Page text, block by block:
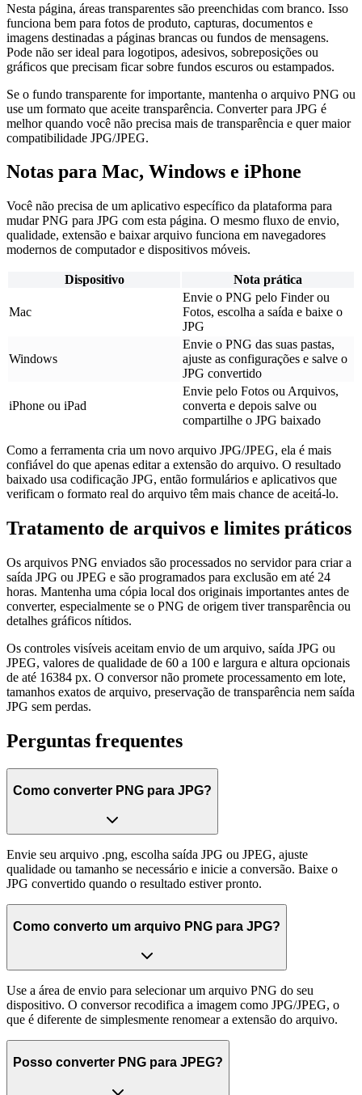
Nesta página, áreas transparentes são preenchidas com branco. Isso
funciona bem para fotos de produto, capturas, documentos e
imagens destinadas a páginas brancas ou fundos de mensagens.
Pode não ser ideal para logotipos, adesivos, sobreposições ou
gráficos que precisam ficar sobre fundos escuros ou estampados.
Se o fundo transparente for importante, mantenha o arquivo PNG ou
use um formato que aceite transparência. Converter para JPG é
melhor quando você não precisa mais de transparência e quer maior
compatibilidade JPG/JPEG.
Notas para Mac, Windows e iPhone
Você não precisa de um aplicativo específico da plataforma para
mudar PNG para JPG com esta página. O mesmo fluxo de envio,
qualidade, extensão e baixar arquivo funciona em navegadores
modernos de computador e dispositivos móveis.
Dispositivo Nota prática
Mac
Envie o PNG pelo Finder ou
Fotos, escolha a saída e baixe o
JPG
Windows
Envie o PNG das suas pastas,
ajuste as configurações e salve o
JPG convertido
iPhone ou iPad
Envie pelo Fotos ou Arquivos,
converta e depois salve ou
compartilhe o JPG baixado
Como a ferramenta cria um novo arquivo JPG/JPEG, ela é mais
confiável do que apenas editar a extensão do arquivo. O resultado
baixado usa codificação JPG, então formulários e aplicativos que
verificam o formato real do arquivo têm mais chance de aceitá-lo.
Tratamento de arquivos e limites práticos
Os arquivos PNG enviados são processados no servidor para criar a
saída JPG ou JPEG e são programados para exclusão em até 24
horas. Mantenha uma cópia local dos originais importantes antes de
converter, especialmente se o PNG de origem tiver transparência ou
detalhes gráficos nítidos.
Os controles visíveis aceitam envio de um arquivo, saída JPG ou
JPEG, valores de qualidade de 60 a 100 e largura e altura opcionais
de até 16384 px. O conversor não promete processamento em lote,
tamanhos exatos de arquivo, preservação de transparência nem saída
JPG sem perdas.
Perguntas frequentes
Como converter PNG para JPG?
Envie seu arquivo .png, escolha saída JPG ou JPEG, ajuste
qualidade ou tamanho se necessário e inicie a conversão. Baixe o
JPG convertido quando o resultado estiver pronto.
Como converto um arquivo PNG para JPG?
Use a área de envio para selecionar um arquivo PNG do seu
dispositivo. O conversor recodifica a imagem como JPG/JPEG, o
que é diferente de simplesmente renomear a extensão do arquivo.
Posso converter PNG para JPEG?